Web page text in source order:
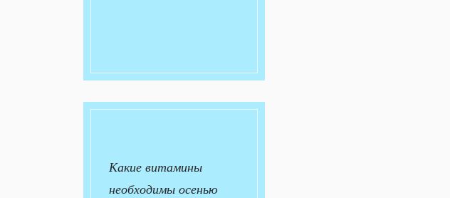
Какие витамины
необходимы осенью